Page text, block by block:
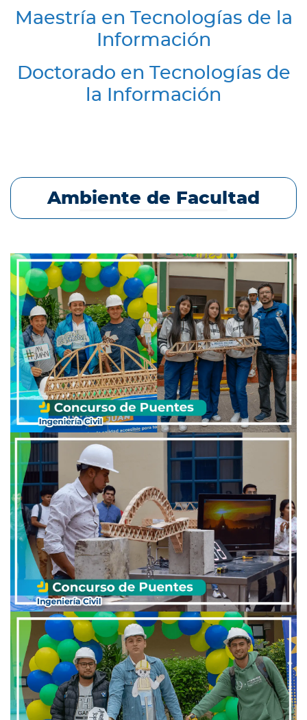
Maestría en Tecnologías de la
Información
Doctorado en Tecnologías de
la Información
Ambiente de Facultad